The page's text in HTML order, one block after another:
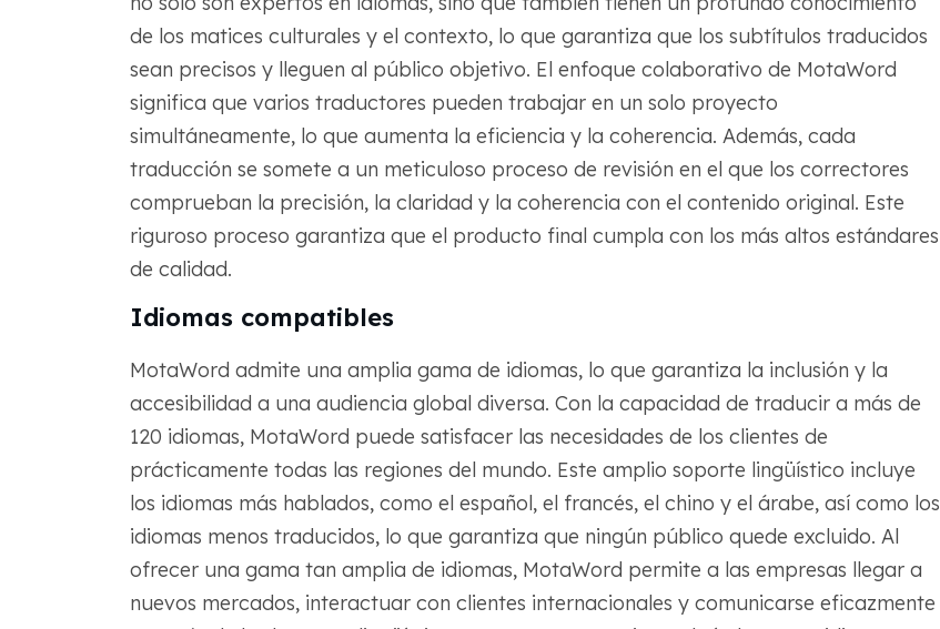
de los matices culturales y el contexto, lo que garantiza que los subtítulos traducidos
sean precisos y lleguen al público objetivo. El enfoque colaborativo de MotaWord
significa que varios traductores pueden trabajar en un solo proyecto
simultáneamente, lo que aumenta la eficiencia y la coherencia. Además, cada
traducción se somete a un meticuloso proceso de revisión en el que los correctores
comprueban la precisión, la claridad y la coherencia con el contenido original. Este
riguroso proceso garantiza que el producto final cumpla con los más altos estándares
de calidad.
Idiomas compatibles
MotaWord admite una amplia gama de idiomas, lo que garantiza la inclusión y la
accesibilidad a una audiencia global diversa. Con la capacidad de traducir a más de
120 idiomas, MotaWord puede satisfacer las necesidades de los clientes de
prácticamente todas las regiones del mundo. Este amplio soporte lingüístico incluye
los idiomas más hablados, como el español, el francés, el chino y el árabe, así como los
idiomas menos traducidos, lo que garantiza que ningún público quede excluido. Al
ofrecer una gama tan amplia de idiomas, MotaWord permite a las empresas llegar a
nuevos mercados, interactuar con clientes internacionales y comunicarse eficazmente